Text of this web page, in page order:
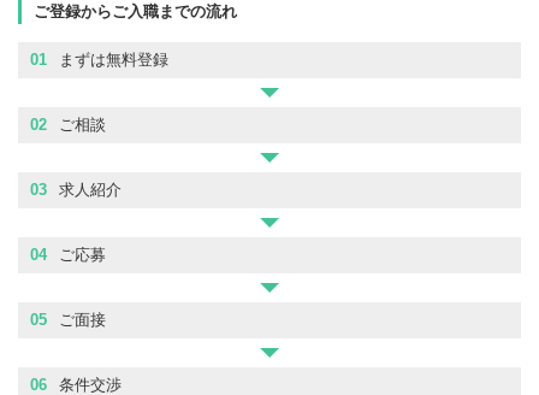
ご登録からご入職までの流れ
01 まずは無料登録
02 ご相談
03 求人紹介
04 ご応募
05 ご面接
06 条件交渉